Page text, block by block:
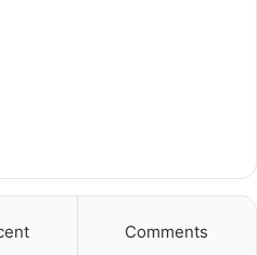
निति है, हरिद्वार
जिससे की पूरे भारत में
थी उस पर भाजपा द्वारा कोई
इंगित करता है की भाजपा के
है।
सामग्री की दरो में बेतहाषा
Comments